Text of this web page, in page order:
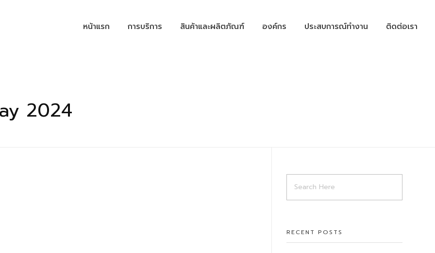
หน้าแรก การบริการ สินค้าและผลิตภัณฑ์ องค์กร ประสบการณ์ทำงาน ติดต่อเรา
2024
RECENT POSTS